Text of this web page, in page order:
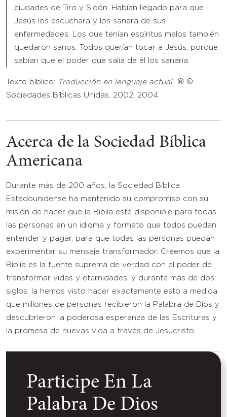
ciudades de Tiro y Sidón. Habían llegado para que
Jesús los escuchara y los sanara de sus
enfermedades. Los que tenían espíritus malos también
quedaron sanos. Todos querían tocar a Jesús, porque
sabían que el poder que salía de él los sanaría.
Texto bíblico: Traducción en lenguaje actual® ©
Sociedades Bíblicas Unidas, 2002, 2004.
Acerca de la Sociedad Bíblica
Americana
Durante más de 200 años, la Sociedad Bíblica
Estadounidense ha mantenido su compromiso con su
misión de hacer que la Biblia esté disponible para todas
las personas en un idioma y formato que todos puedan
entender y pagar, para que todas las personas puedan
experimentar su mensaje transformador. Creemos que la
Biblia es la fuente suprema de verdad con el poder de
transformar vidas y eternidades, y durante más de dos
siglos, la hemos visto hacer exactamente esto a medida
que millones de personas recibieron la Palabra de Dios y
descubrieron la poderosa esperanza de las Escrituras y
la promesa de nuevas vida a través de Jesucristo.
Participe En La
Palabra De Dios